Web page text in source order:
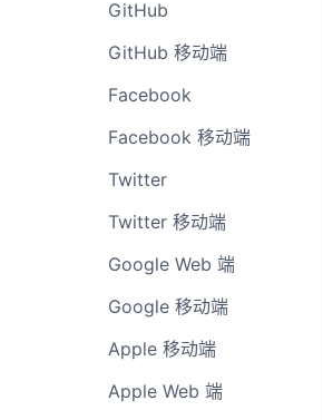
GitHub
GitHub 移动端
Facebook
Facebook 移动端
Twitter
Twitter 移动端
Google Web 端
Google 移动端
Apple 移动端
Apple Web 端